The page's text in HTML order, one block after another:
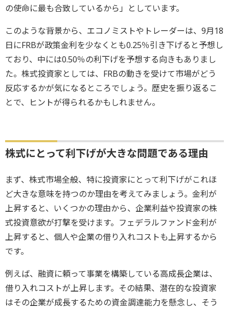
の使命に最も合致しているから」としています。
このような背景から、エコノミストやトレーダーは、9月18
日にFRBが政策金利を少なくとも0.25％引き下げると予想し
ており、中には0.50％の利下げを予想する向きもありまし
た。株式投資家としては、FRBの動きを受けて市場がどう
反応するかが気になるところでしょう。歴史を振り返るこ
とで、ヒントが得られるかもしれません。
株式にとって利下げが大きな問題である理由
まず、株式市場全般、特に投資家にとって利下げがこれほ
ど大きな意味を持つのか理由を考えてみましょう。金利が
上昇すると、いくつかの理由から、企業利益や投資家の株
式投資意欲が打撃を受けます。フェデラルファンド金利が
上昇すると、個人や企業の借り入れコストも上昇するから
です。
例えば、融資に頼って事業を構築している高成長企業は、
借り入れコストが上昇します。その結果、潜在的な投資家
はその企業が成長するための資金調達能力を懸念し、そう